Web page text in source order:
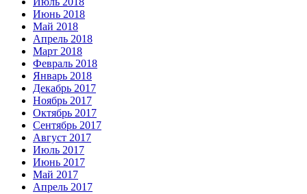
Июнь 2018
Май 2018
Апрель 2018
Март 2018
Февраль 2018
Январь 2018
Декабрь 2017
Ноябрь 2017
Октябрь 2017
Сентябрь 2017
Август 2017
Июль 2017
Июнь 2017
Май 2017
Апрель 2017